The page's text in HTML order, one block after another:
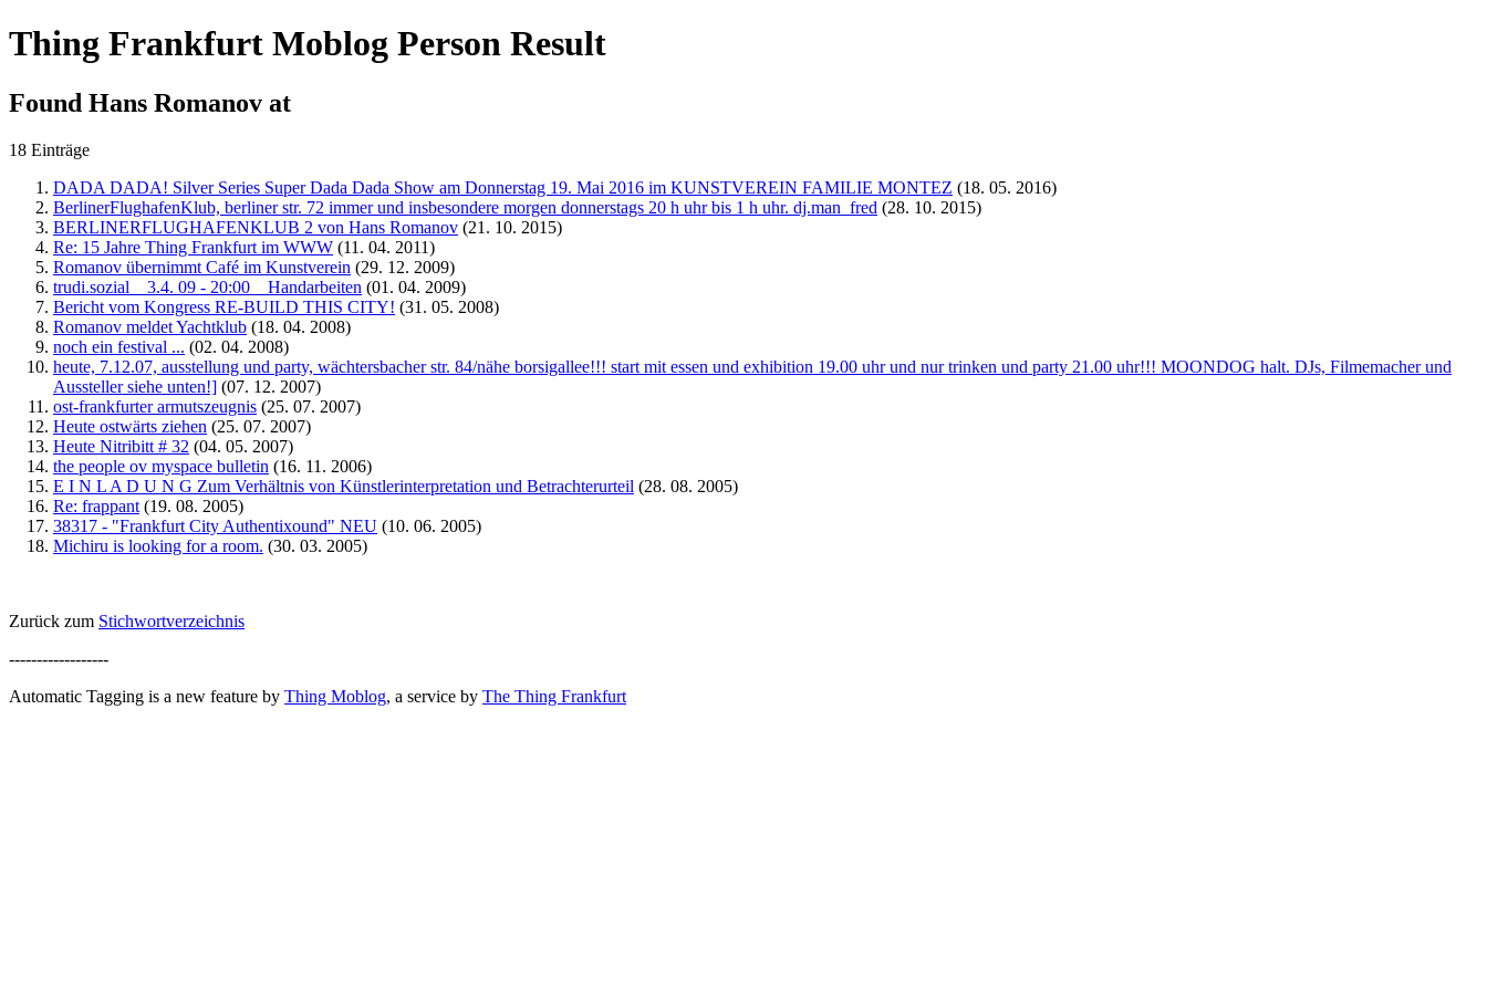
Thing Frankfurt Moblog Person Result
Found Hans Romanov at
18 Einträge
DADA DADA! Silver Series Super Dada Dada Show am Donnerstag 19. Mai 2016 im KUNSTVEREIN FAMILIE MONTEZ (18. 05. 2016)
BerlinerFlughafenKlub, berliner str. 72 immer und insbesondere morgen donnerstags 20 h uhr bis 1 h uhr. dj.man_fred (28. 10. 2015)
BERLINERFLUGHAFENKLUB 2 von Hans Romanov (21. 10. 2015)
Re: 15 Jahre Thing Frankfurt im WWW (11. 04. 2011)
Romanov übernimmt Café im Kunstverein (29. 12. 2009)
trudi.sozial _ 3.4. 09 - 20:00 _ Handarbeiten (01. 04. 2009)
Bericht vom Kongress RE-BUILD THIS CITY! (31. 05. 2008)
Romanov meldet Yachtklub (18. 04. 2008)
noch ein festival ... (02. 04. 2008)
heute, 7.12.07, ausstellung und party, wächtersbacher str. 84/nähe borsigallee!!! start mit essen und exhibition 19.00 uhr und nur trinken und party 21.00 uhr!!! MOONDOG halt. DJs, Filmemacher und
Aussteller siehe unten!] (07. 12. 2007)
ost-frankfurter armutszeugnis (25. 07. 2007)
Heute ostwärts ziehen (25. 07. 2007)
Heute Nitribitt # 32 (04. 05. 2007)
the people ov myspace bulletin (16. 11. 2006)
E I N L A D U N G Zum Verhältnis von Künstlerinterpretation und Betrachterurteil (28. 08. 2005)
Re: frappant (19. 08. 2005)
38317 - "Frankfurt City Authentixound" NEU (10. 06. 2005)
Michiru is looking for a room. (30. 03. 2005)
Zurück zum Stichwortverzeichnis
------------------
Automatic Tagging is a new feature by Thing Moblog, a service by The Thing Frankfurt